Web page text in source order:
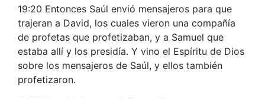
19:20 Entonces Saúl envió mensajeros para que
trajeran a David, los cuales vieron una compañía
de profetas que profetizaban, y a Samuel que
estaba allí y los presidía. Y vino el Espíritu de Dios
sobre los mensajeros de Saúl, y ellos también
profetizaron.